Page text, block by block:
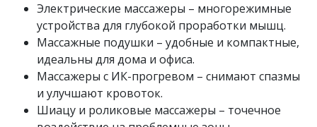
Электрические массажеры – многорежимные
устройства для глубокой проработки мышц.
Массажные подушки – удобные и компактные,
идеальны для дома и офиса.
Массажеры с ИК-прогревом – снимают спазмы
и улучшают кровоток.
Шиацу и роликовые массажеры – точечное